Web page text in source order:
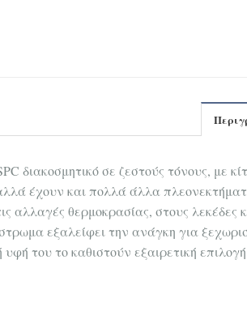
διακοσμητικό σε ζεστούς τόνους,
έχουν και πολλά άλλα
αλλαγές θερμοκρασίας, στους λεκέδες
εξαλείφει την ανάγκη για
του το καθιστούν εξαιρετική